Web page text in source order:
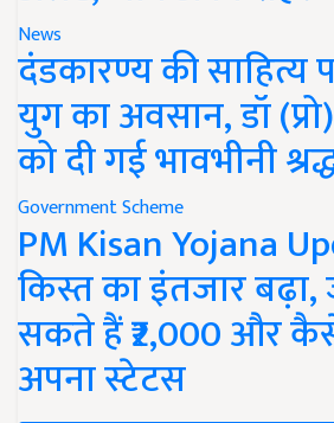
News
दंडकारण्य की साहित्य
युग का अवसान, डॉ
को दी गई भावभीनी
Government Scheme
PM Kisan Yojana
किस्त का इंतजार
सकते हैं ₹2,000 और
अपना स्टेटस